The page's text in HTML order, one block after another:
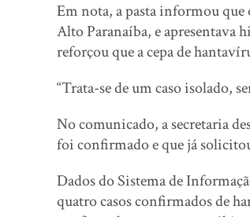
Em nota, a pasta informou que
Alto Paranaíba, e apresentava
reforçou que a cepa de
“Trata-se de um caso isolado,
No comunicado, a secretaria
foi confirmado e que já
Dados do Sistema de
quatro casos confirmados de